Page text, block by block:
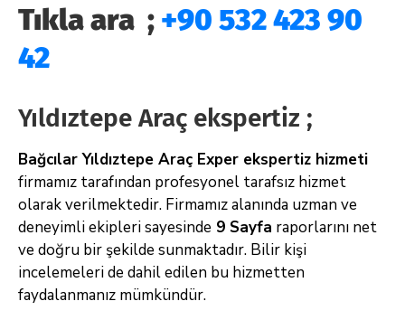
Tıkla ara ; +90 532 423 90
42
Yıldıztepe Araç ekspertiz ;
Bağcılar Yıldıztepe Araç Exper ekspertiz hizmeti
firmamız tarafından profesyonel tarafsız hizmet
olarak verilmektedir. Firmamız alanında uzman ve
deneyimli ekipleri sayesinde 9 Sayfa raporlarını net
ve doğru bir şekilde sunmaktadır. Bilir kişi
incelemeleri de dahil edilen bu hizmetten
faydalanmanız mümkündür.